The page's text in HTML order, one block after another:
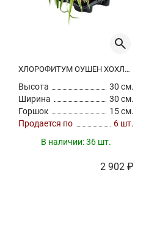
ХЛОРОФИТУМ ОУШЕН ХОХЛАТЫЙ
Высота
30 см.
Ширина
30 см.
Горшок
15 см.
Продается по
6 шт.
В наличии:36 шт.
2 902 ₽